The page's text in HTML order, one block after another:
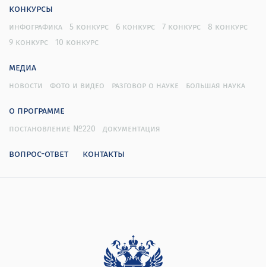
конкурсы
инфографика 5 конкурс 6 конкурс 7 конкурс
8 конкурс
9 конкурс
10 конкурс
медиа
новости фото и видео разговор о науке большая наука
о программе
постановление №220 документация
вопрос-ответ контакты